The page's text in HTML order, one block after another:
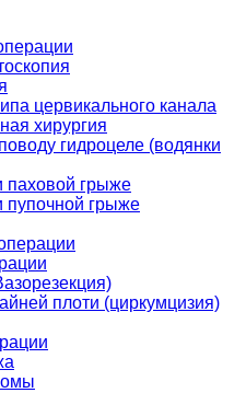
цервикального канала
хирургия
гидроцеле (водянки
паховой грыже
пупочной грыже
плоти (циркумцизия)